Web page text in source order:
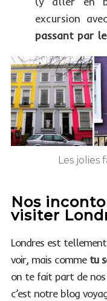
excursion
passant par
Les jolies
Nos
visiter
Londres est
voir, mais comme tu
on te fait part de
c’est notre blog